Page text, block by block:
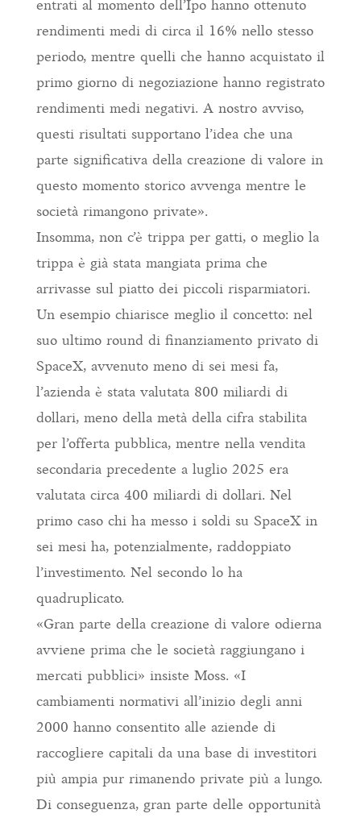
entrati al momento dell’Ipo hanno ottenuto
rendimenti medi di circa il 16% nello stesso
periodo, mentre quelli che hanno acquistato il
primo giorno di negoziazione hanno registrato
rendimenti medi negativi. A nostro avviso,
questi risultati supportano l’idea che una
parte significativa della creazione di valore in
questo momento storico avvenga mentre le
società rimangono private».
Insomma, non c’è trippa per gatti, o meglio la
trippa è già stata mangiata prima che
arrivasse sul piatto dei piccoli risparmiatori.
Un esempio chiarisce meglio il concetto: nel
suo ultimo round di finanziamento privato di
SpaceX, avvenuto meno di sei mesi fa,
l’azienda è stata valutata 800 miliardi di
dollari, meno della metà della cifra stabilita
per l’offerta pubblica, mentre nella vendita
secondaria precedente a luglio 2025 era
valutata circa 400 miliardi di dollari. Nel
primo caso chi ha messo i soldi su SpaceX in
sei mesi ha, potenzialmente, raddoppiato
l’investimento. Nel secondo lo ha
quadruplicato.
«Gran parte della creazione di valore odierna
avviene prima che le società raggiungano i
mercati pubblici» insiste Moss. «I
cambiamenti normativi all’inizio degli anni
2000 hanno consentito alle aziende di
raccogliere capitali da una base di investitori
più ampia pur rimanendo private più a lungo.
Di conseguenza, gran parte delle opportunità